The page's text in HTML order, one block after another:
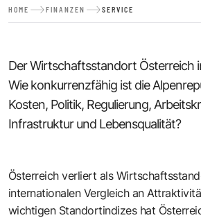
HOME FINANZEN SERVICE
Der Wirtschaftsstandort Österreich
Wie konkurrenzfähig ist die
Kosten, Politik, Regulierung,
Infrastruktur und Lebensqualität?
Österreich verliert als
internationalen Vergleich an
wichtigen Standortindizes hat